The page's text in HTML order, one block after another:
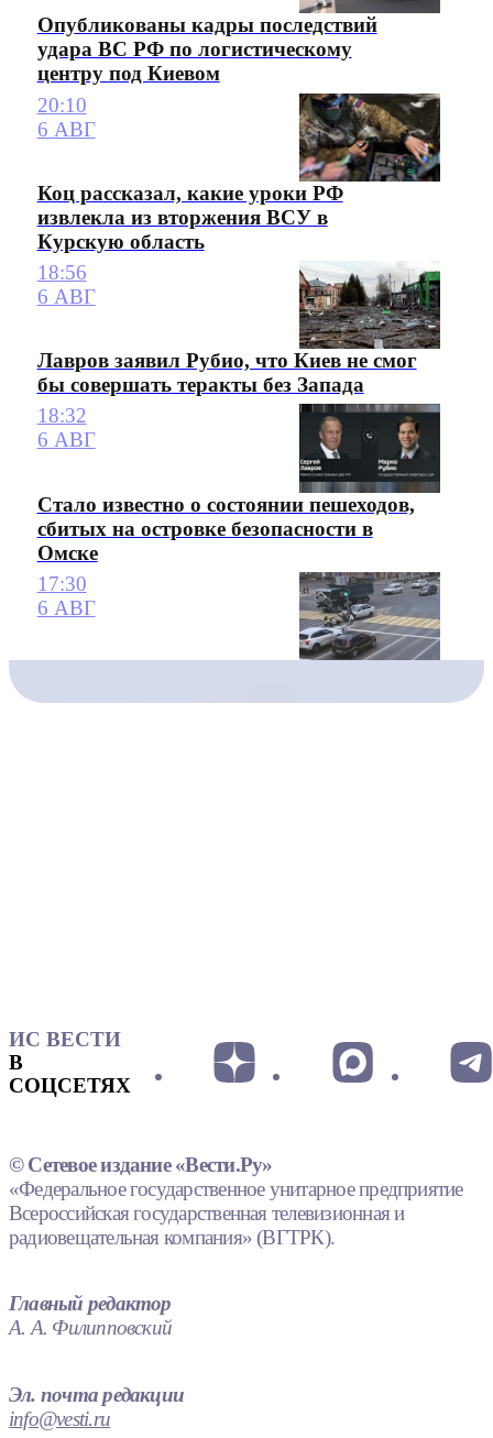
Опубликованы кадры последствий
удара ВС РФ по логистическому
центру под Киевом
20:10
6 АВГ
Коц рассказал, какие уроки РФ
извлекла из вторжения ВСУ в
Курскую область
18:56
6 АВГ
Лавров заявил Рубио, что Киев не смог
бы совершать теракты без Запада
18:32
6 АВГ
Стало известно о состоянии пешеходов,
сбитых на островке безопасности в
Омске
17:30
6 АВГ
ИС ВЕСТИ
В
СОЦСЕТЯХ
© Сетевое издание «Вести.Ру»
«Федеральное государственное унитарное предприятие
Всероссийская государственная телевизионная и
радиовещательная компания» (ВГТРК).
Главный редактор
А. А. Филипповский
Эл. почта редакции
info@vesti.ru